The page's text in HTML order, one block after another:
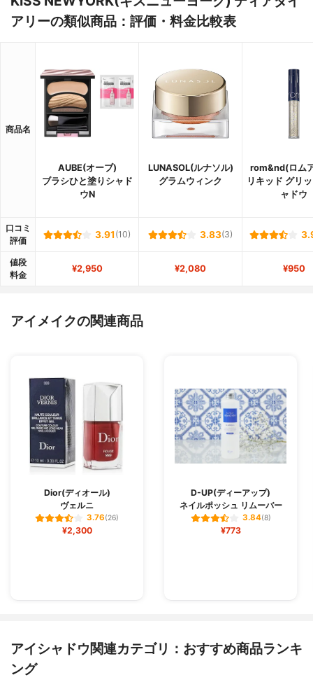
アリーの類似商品：評価・料金比較表
商品名
AUBE(オーブ)
ブラシひと塗りシャド
ウN
LUNASOL(ルナソル)
グラムウィンク
rom&nd(ロム
リキッド グリ
ャドウ
口コミ
評価
3.91 (10) 3.83(3)
値段
料金
¥2,950 ¥2,080 ¥950
アイメイクの関連商品
Dior(ディオール)
ヴェルニ
3.76(26)
¥2,300
D-UP(ディーアップ)
ネイルポッシュ リムーバー
3.84(8)
¥773
アイシャドウ関連カテゴリ：おすすめ商品ランキ
ング